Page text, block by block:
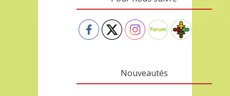
Nouveautés